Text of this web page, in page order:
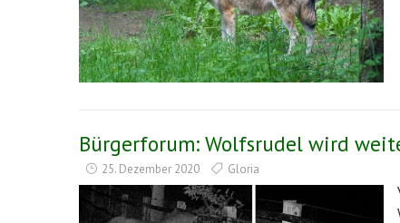
Bürgerforum: Wolfsrudel wird
25. Dezember 2020 Gloria